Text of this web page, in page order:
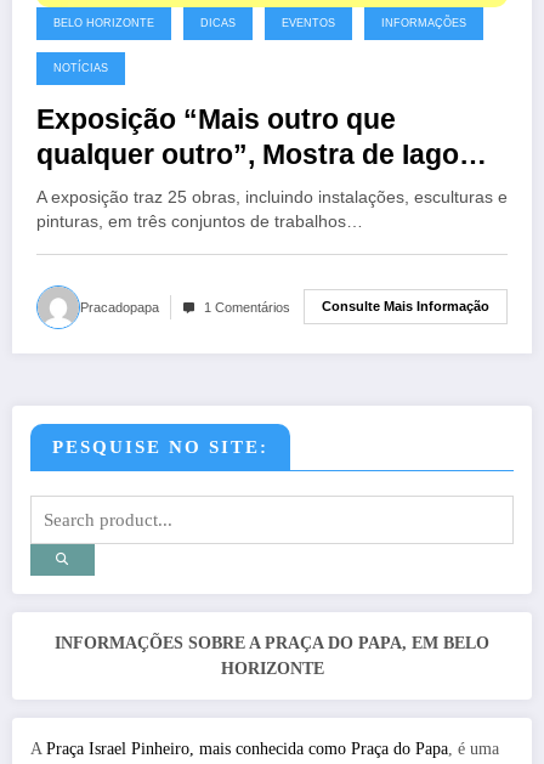
BELO HORIZONTE DICAS EVENTOS INFORMAÇÕES
NOTÍCIAS
Exposição “Mais outro que
qualquer outro”, Mostra de Iago
Gouvêa
A exposição traz 25 obras, incluindo instalações, esculturas e
pinturas, em três conjuntos de trabalhos…
Pracadopapa 1 Comentários Consulte Mais Informação
PESQUISE NO SITE:
INFORMAÇÕES SOBRE A PRAÇA DO PAPA, EM BELO
HORIZONTE
A Praça Israel Pinheiro, mais conhecida como Praça do Papa , é uma